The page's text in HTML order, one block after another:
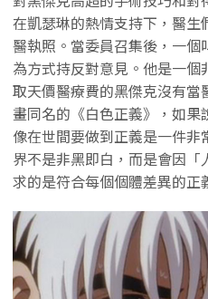
在凱瑟琳的熱情支持下，醫
醫執照。當委員召集後，一
為方式持反對意見。他是一
取天價醫療費的黑傑克沒有
畫同名的《白色正義》，如
像在世間要做到正義是一件
界不是非黑即白，而是會因
求的是符合每個個體差異的正